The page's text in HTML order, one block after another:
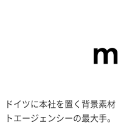
ドイツに本社を置く背景素
トエージェンシーの最大手。